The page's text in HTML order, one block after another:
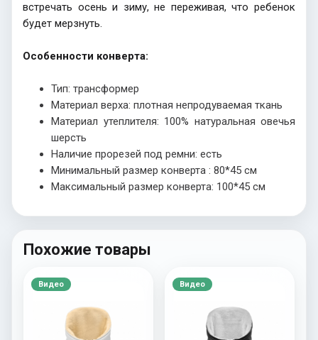
встречать осень и зиму, не переживая, что ребенок
будет мерзнуть.
Особенности конверта:
Тип: трансформер
Материал верха: плотная непродуваемая ткань
Материал утеплителя: 100% натуральная овечья
шерсть
Наличие прорезей под ремни: есть
Минимальный размер конверта : 80*45 см
Максимальный размер конверта: 100*45 см
Похожие товары
Видео Видео